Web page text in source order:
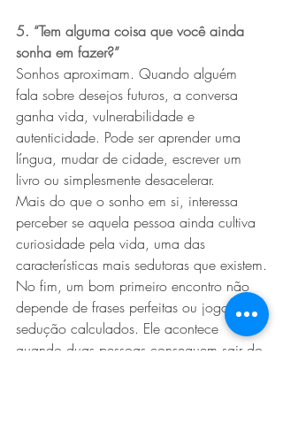
5. “Tem alguma coisa que você ainda
sonha em fazer?”
Sonhos aproximam. Quando alguém
fala sobre desejos futuros, a conversa
ganha vida, vulnerabilidade e
autenticidade. Pode ser aprender uma
língua, mudar de cidade, escrever um
livro ou simplesmente desacelerar.
Mais do que o sonho em si, interessa
perceber se aquela pessoa ainda cultiva
curiosidade pela vida, uma das
características mais sedutoras que existem.
No fim, um bom primeiro encontro não
depende de frases perfeitas ou jogos de
sedução calculados. Ele acontece
quando duas pessoas conseguem sair do